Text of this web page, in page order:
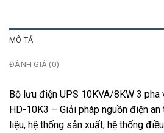
MÔ TẢ
ĐÁNH GIÁ (0)
Bộ lưu điện UPS 10KVA/8KW 3 pha
HD-10K3 – Giải pháp nguồn điện
liệu, hệ thống sản xuất, hệ thống